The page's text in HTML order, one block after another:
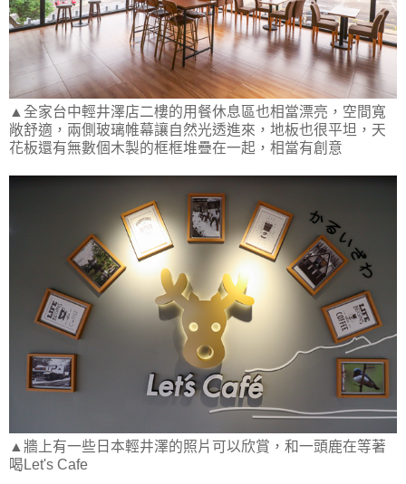
▲全家台中輕井澤店二樓的用餐休息區也相當漂亮，空間寬
敞舒適，兩側玻璃帷幕讓自然光透進來，地板也很平坦，天
花板還有無數個木製的框框堆疊在一起，相當有創意
▲牆上有一些日本輕井澤的照片可以欣賞，和一頭鹿在等著
喝Let's Cafe